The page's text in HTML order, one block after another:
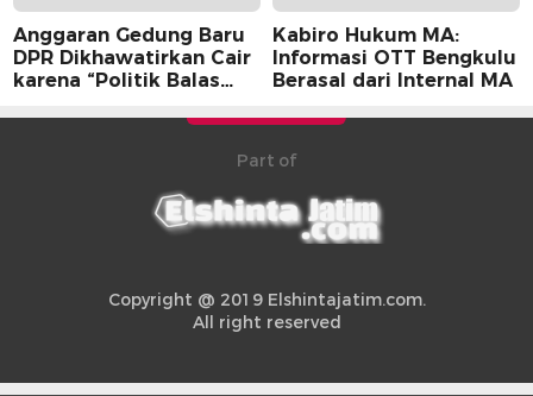
Anggaran Gedung Baru
DPR Dikhawatirkan Cair
karena “Politik Balas
Kabiro Hukum MA:
Informasi OTT Bengkulu
Berasal dari Internal MA
Part of
Copyright @ 2019 Elshintajatim.com.
All right reserved